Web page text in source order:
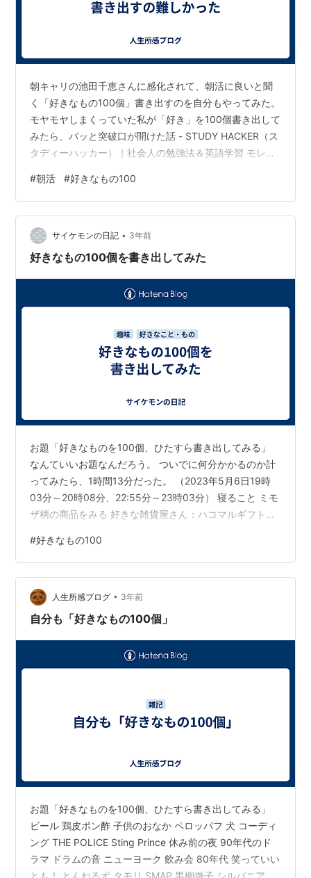
朝キャリの池田千恵さんに感化されて、朝活に良いと聞
く「好きなもの100個」書き出すのを自分もやってみた。
モヤモヤしまくっていた私が「好き」を100個書き出して
みたら、パッと突破口が開けた話 - STUDY HACKER（ス
タディーハッカー）｜社会人の勉強法＆英語学習 モレス
んぜん埋まらない。そして、前にもやらなかった...？！
って思い出した。そう、やってた。やってんじゃ
ん！！！ zakkinote.hateblo.jp しかも前の方が上手に書
けてる。「⚪︎⚪︎すること」とか、なんか具体的に書けて
る。キーボードだから？すらすら書けた記憶がある…
#朝活 #好きなもの100
サイケモンの日記 • 3年前
好きなもの100個を書き出してみた
お題「好きなものを100個、ひたすら書き出してみる」
なんていいお題なんだろう。 ついでに何分かかるのか計
ってみたら、1時間13分だった。 （2023年5月6日19時
03分～20時08分、22:55分～23時03分） 寝ること ミモ
ザ柄の商品をみる 好きな雑貨屋さん：ハコマルギフトに
（とてちて）のインスタやショップを見る
totetite.base.shop スタバのゆずシトラスティーホットの
ユースベリーカスタムを飲む 大英図書館で買ったノー
ト、触り心地がえげつないほど良い。"There is no friend
as l…
#好きなもの100
人生所感ブログ • 3年前
自分も「好きなもの100個」
お題「好きなものを100個、ひたすら書き出してみる」
ビール 鶏皮ポン酢 子供のおなか ペロッパフ 犬 コーディ
ング THE POLICE Sting Prince 休み前の夜 90年代のド
ラマ ドラムの音 ニューヨーク 飲み会 80年代 笑っていい
とも！ とんねるず タモリ SMAP 黒柳徹子 シルバニアフ